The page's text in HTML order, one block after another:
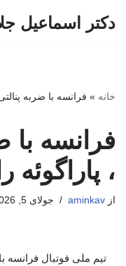
دکتر اسماعیل
خانه » فرانسه با ضربه
فرانسه با
،
از aminkav جولای 5, 2026
تیم ملی فوتبال فرانسه